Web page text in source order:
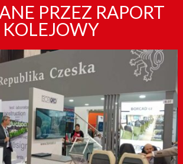
PRZEZ RAPORT
KOLEJOWY